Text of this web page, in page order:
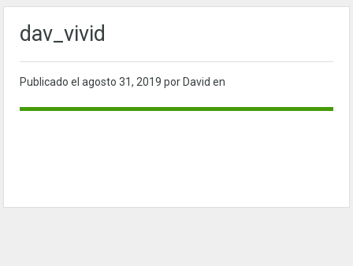
dav_vivid
Publicado el agosto 31, 2019 por David en